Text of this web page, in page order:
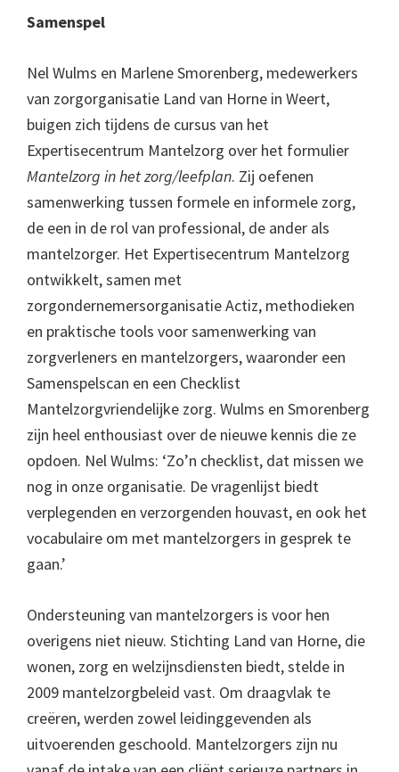
Samenspel
Nel Wulms en Marlene Smorenberg, medewerkers
van zorgorganisatie Land van Horne in Weert,
buigen zich tijdens de cursus van het
Expertisecentrum Mantelzorg over het formulier
Mantelzorg in het zorg/leefplan. Zij oefenen
samenwerking tussen formele en informele zorg,
de een in de rol van professional, de ander als
mantelzorger. Het Expertisecentrum Mantelzorg
ontwikkelt, samen met
zorgondernemersorganisatie Actiz, methodieken
en praktische tools voor samenwerking van
zorgverleners en mantelzorgers, waaronder een
Samenspelscan en een Checklist
Mantelzorgvriendelijke zorg. Wulms en Smorenberg
zijn heel enthousiast over de nieuwe kennis die ze
opdoen. Nel Wulms: ‘Zo’n checklist, dat missen we
nog in onze organisatie. De vragenlijst biedt
verplegenden en verzorgenden houvast, en ook het
vocabulaire om met mantelzorgers in gesprek te
gaan.’
Ondersteuning van mantelzorgers is voor hen
overigens niet nieuw. Stichting Land van Horne, die
wonen, zorg en welzijnsdiensten biedt, stelde in
2009 mantelzorgbeleid vast. Om draagvlak te
creëren, werden zowel leidinggevenden als
uitvoerenden geschoold. Mantelzorgers zijn nu